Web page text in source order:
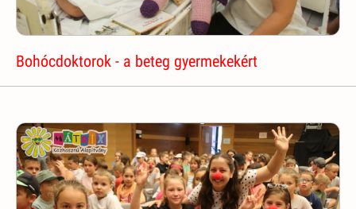
Bohócdoktorok - a beteg gyermekekért